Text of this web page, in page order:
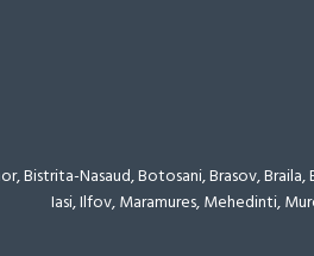
Bistrita-Nasaud, Botosani, Brasov,
Iasi, Ilfov, Maramures, Mehedinti,